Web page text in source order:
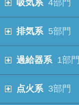
吸気系 4部門
排気系 5部門
過給器系 1部門
点火系 3部門